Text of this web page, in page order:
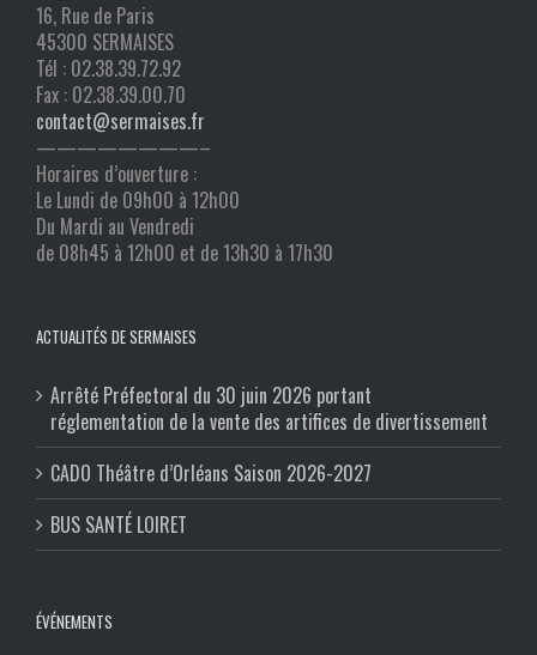
16, Rue de Paris
45300 SERMAISES
Tél : 02.38.39.72.92
Fax : 02.38.39.00.70
contact@sermaises.fr
————————–
Horaires d’ouverture :
Le Lundi de 09h00 à 12h00
Du Mardi au Vendredi
de 08h45 à 12h00 et de 13h30 à 17h30
ACTUALITÉS DE SERMAISES
Arrêté Préfectoral du 30 juin 2026 portant
réglementation de la vente des artifices de divertissement
CADO Théâtre d’Orléans Saison 2026-2027
BUS SANTÉ LOIRET
ÉVÉNEMENTS